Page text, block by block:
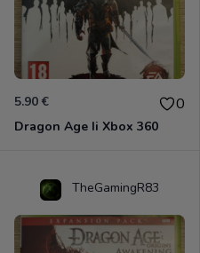
5.90 € 0
Dragon Age Ii Xbox 360
TheGamingR83